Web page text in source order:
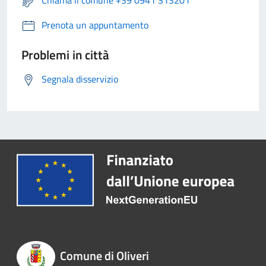
Prenota un appuntamento
Problemi in città
Segnala disservizio
Comune di Oliveri